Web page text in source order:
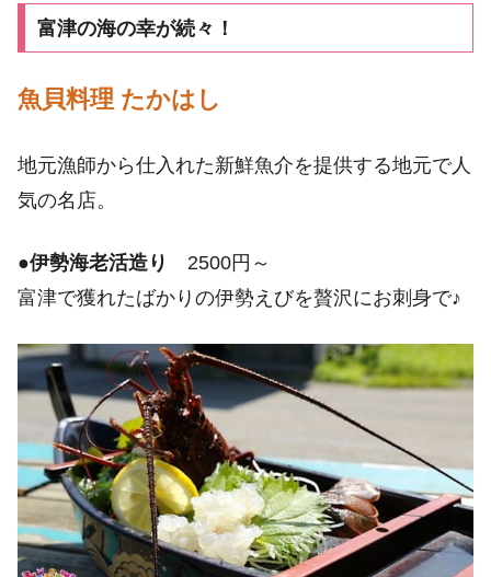
富津の海の幸が続々！
魚貝料理 たかはし
地元漁師から仕入れた新鮮魚介を提供する地元で人
気の名店。
●伊勢海老活造り
2500円～
富津で獲れたばかりの伊勢えびを贅沢にお刺身で♪